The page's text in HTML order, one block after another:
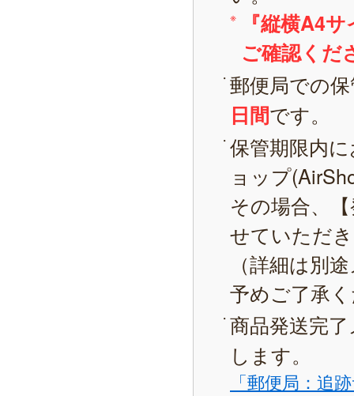
『縦横A4
ご確認くだ
郵便局での
日間です。
保管期限内
ョップ
その場合、
せていただ
（詳細は別
予めご了承
商品発送完
します。
「郵便局：追